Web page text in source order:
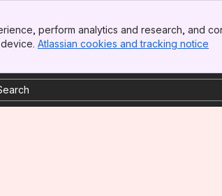
perform analytics and research, and
Atlassian cookies and tracking notice